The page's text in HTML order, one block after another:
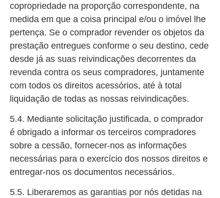
copropriedade na proporção correspondente, na
medida em que a coisa principal e/ou o imóvel lhe
pertença. Se o comprador revender os objetos da
prestação entregues conforme o seu destino, cede
desde já as suas reivindicações decorrentes da
revenda contra os seus compradores, juntamente
com todos os direitos acessórios, até à total
liquidação de todas as nossas reivindicações.
5.4. Mediante solicitação justificada, o comprador
é obrigado a informar os terceiros compradores
sobre a cessão, fornecer-nos as informações
necessárias para o exercício dos nossos direitos e
entregar-nos os documentos necessários.
5.5. Liberaremos as garantias por nós detidas na